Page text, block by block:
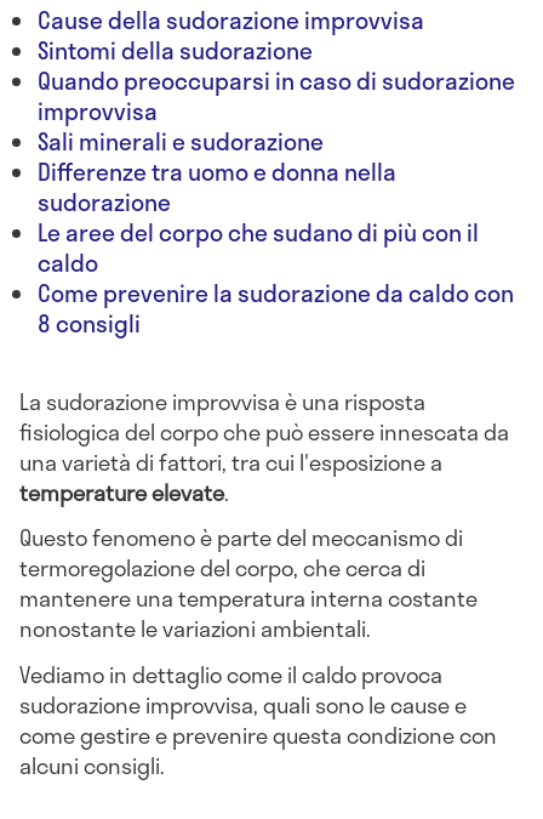
Cause della sudorazione improvvisa
Sintomi della sudorazione
Quando preoccuparsi in caso di sudorazione
improvvisa
Sali minerali e sudorazione
Differenze tra uomo e donna nella
sudorazione
Le aree del corpo che sudano di più con il
caldo
Come prevenire la sudorazione da caldo con
8 consigli
La sudorazione improvvisa è una risposta
fisiologica del corpo che può essere innescata da
una varietà di fattori, tra cui l'esposizione a
temperature elevate.
Questo fenomeno è parte del meccanismo di
termoregolazione del corpo, che cerca di
mantenere una temperatura interna costante
nonostante le variazioni ambientali.
Vediamo in dettaglio come il caldo provoca
sudorazione improvvisa, quali sono le cause e
come gestire e prevenire questa condizione con
alcuni consigli.